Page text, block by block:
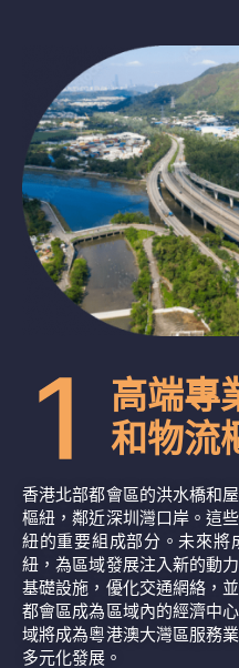
高端專
和物流
香港北部都會區的洪水橋和
樞紐，鄰近深圳灣口岸。這
紐的重要組成部分。未來將
紐，為區域發展注入新的動
基礎設施，優化交通網絡，
都會區成為區域內的經濟中
域將成為粵港澳大灣區服務
多元化發展。